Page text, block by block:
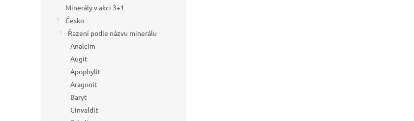
Minerály v akci 3+1
Česko
Řazení podle názvu minerálu
Analcim
Augit
Apophylit
Aragonit
Baryt
Cinvaldit